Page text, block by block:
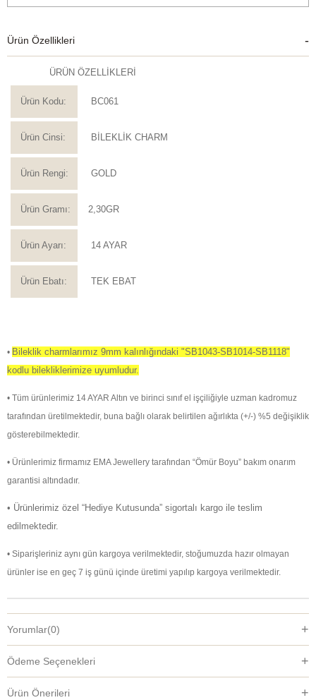
Ürün Özellikleri
ÜRÜN ÖZELLİKLERİ
Ürün Kodu: BC061
Ürün Cinsi: BİLEKLİK CHARM
Ürün Rengi: GOLD
Ürün Gramı: 2,30GR
Ürün Ayarı: 14 AYAR
Ürün Ebatı: TEK EBAT
• Bileklik charmlarımız 9mm kalınlığındaki "SB1043-SB1014-SB1118"
kodlu bilekliklerimize uyumludur.
• Tüm ürünlerimiz 14 AYAR Altın ve birinci sınıf el işçiliğiyle uzman kadromuz
tarafından üretilmektedir, buna bağlı olarak belirtilen ağırlıkta (+/-) %5 değişiklik
gösterebilmektedir.
• Ürünlerimiz firmamız EMA Jewellery tarafından “Ömür Boyu” bakım onarım
garantisi altındadır.
• Ürünlerimiz özel “Hediye Kutusunda” sigortalı kargo ile teslim
edilmektedir.
• Siparişleriniz aynı gün kargoya verilmektedir, stoğumuzda hazır olmayan
ürünler ise en geç 7 iş günü içinde üretimi yapılıp kargoya verilmektedir.
Yorumlar(0)
Ödeme Seçenekleri
Ürün Önerileri